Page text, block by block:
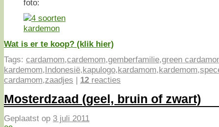
foto:
Wat is er te koop? (klik hier)
Tags: cardamom,cardemom,gemberfamilie,green
kardemom,Indonesië,kapulogo,kardamom,kardemom,
cardamom,zaadjes | 12 reacties
Mosterdzaad (geel, bruin of zwart)
Geplaatst op 3 juli 2011